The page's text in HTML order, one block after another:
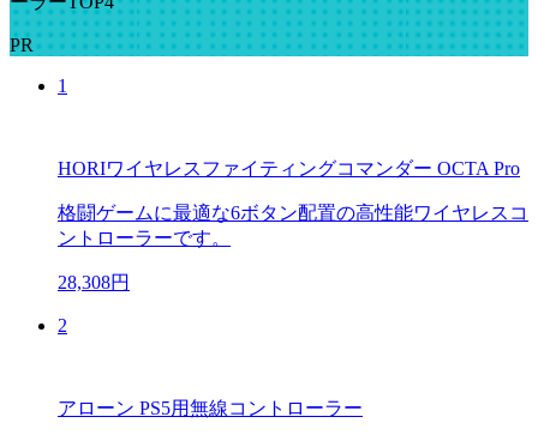
PR
1
HORIワイヤレスファイティングコマンダー OCTA Pro
格闘ゲームに最適な6ボタン配置の高性能ワイヤレスコ
ントローラーです。
28,308円
2
アローン PS5用無線コントローラー